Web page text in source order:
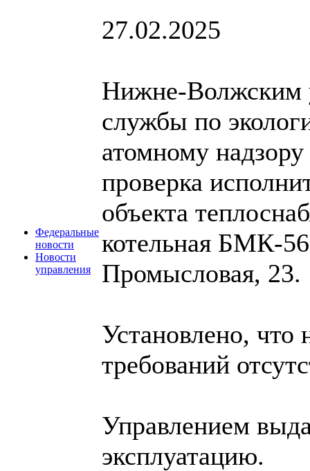
Федеральные
новости
Новости
управления
27.02.2025
Нижне-Волжским
службы по
атомному
проверка
объекта
котельная БМК-
Промысловая, 23.
Установлено, что
требований
Управлением
эксплуатацию.